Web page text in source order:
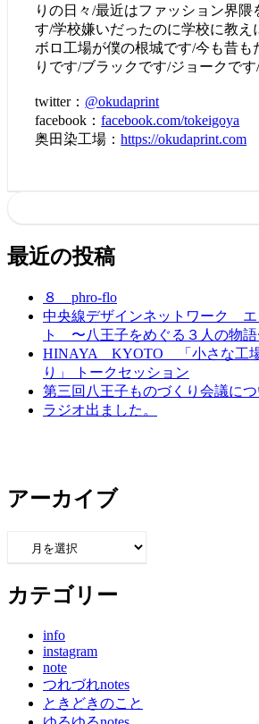
りの日々/最近はファッション界隈
す/学校嫌いだったのに学校に教え
ボロ工場が僕の根城です/今も昔も
りです/ブラックです/ジョークで
twitter： @okudaprint
facebook：facebook.com/tokeigoya
奥田染工場：https://okudaprint.com
最近の投稿
８ phro-flo
中央線デザインネットワーク エ
ト 〜八王子をめぐる３人の物語
HINAYA KYOTO 「小さな工場
り」 トークセッション
第三回八王子ものづくり会議につ
ラジオ出ました。
アーカイブ
イ
カテゴリー
info
instagram
note
つれづれnotes
ときどきのこと